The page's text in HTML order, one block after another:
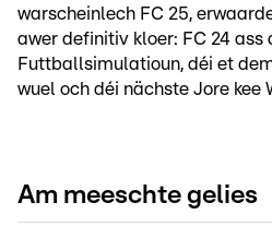
warscheinlech FC 25,
awer definitiv kloer: FC 24 ass
Futtballsimulatioun, déi et
wuel och déi nächste Jore kee
Am meeschte gelies